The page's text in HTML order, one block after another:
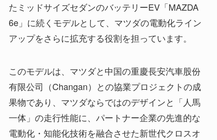
たミッドサイズセダンのバッテリーEV「MAZDA
6e」に続くモデルとして、マツダの電動化ライン
アップをさらに拡充する役割を担っています。
このモデルは、マツダと中国の重慶長安汽車股份
有限公司（Changan）との協業プロジェクトの成
果物であり、マツダならではのデザインと「人馬
一体」の走行性能に、パートナー企業の先進的な
電動化・知能化技術を融合させた新世代クロスオ